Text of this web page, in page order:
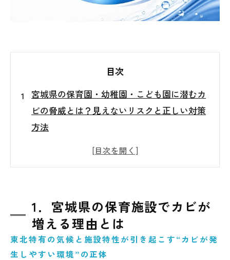
目次
宮城県の保育園・幼稚園・こども園に潜むカ
ビの脅威とは？見えないリスクと正しい対策
方法
1．宮城県の保育施設でカビが増える理由と
3．子どもたちへの健康影響と施設環境への
リスク
4．なぜ清掃だけではカビ問題は解決しない
1．宮城県の保育施設でカビが
増える理由とは
東北特有の気候と施設特性が引き起こす“カビが発
生しやすい環境”の正体